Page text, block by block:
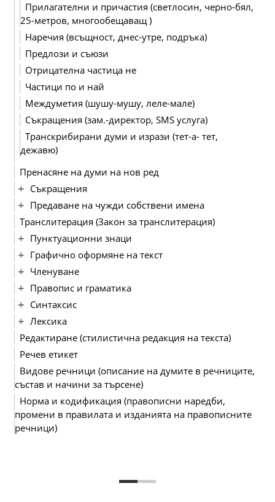
Прилагателни и причастия (светлосин, черно-бял,
25-метров, многообещаващ )
Наречия (всъщност, днес-утре, подръка)
Предлози и съюзи
Отрицателна частица не
Частици по и най
Междуметия (шушу-мушу, леле-мале)
Съкращения (зам.-директор, SMS услуга)
Транскрибирани думи и изрази (тет-а- тет,
дежавю)
Пренасяне на думи на нов ред
Съкращения
Предаване на чужди собствени имена
Транслитерация (Закон за транслитерация)
Пунктуационни знаци
Графично оформяне на текст
Членуване
Правопис и граматика
Синтаксис
Лексика
Редактиране (стилистична редакция на текста)
Речев етикет
Видове речници (описание на думите в речниците,
състав и начини за търсене)
Норма и кодификация (правописни наредби,
промени в правилата и изданията на правописните
речници)